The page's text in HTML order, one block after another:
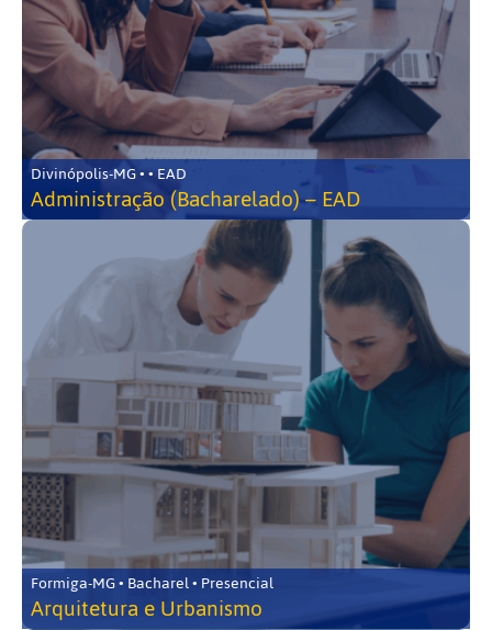
Divinópolis-MG • • EAD
Administração (Bacharelado) – EAD
Formiga-MG • Bacharel • Presencial
Arquitetura e Urbanismo